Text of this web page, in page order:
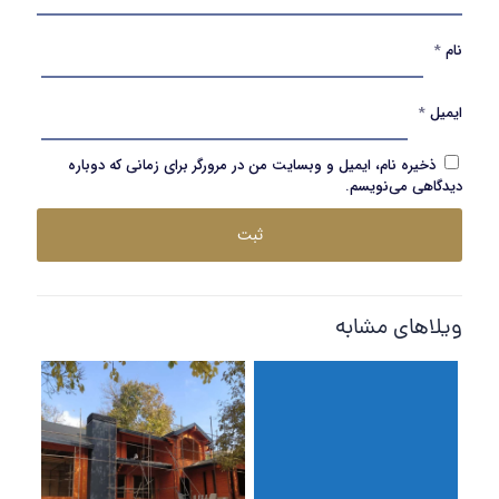
نام*
ایمیل*
ذخیره نام، ایمیل و وبسایت من در مرورگر برای زمانی که دوباره
دیدگاهی می‌نویسم.
ویلاهای مشابه